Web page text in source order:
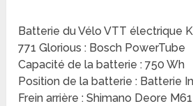
Batterie du Vélo VTT électrique
771 Glorious : Bosch PowerTube
Capacité de la batterie : 750 Wh
Position de la batterie : Batterie
Frein arrière : Shimano Deore